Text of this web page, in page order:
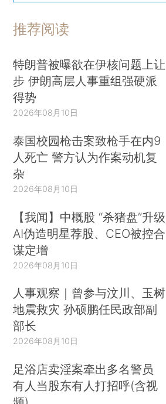
推荐阅读
特朗普被曝欲在伊核问题上让
步 伊朗高层人事重组强硬派
得势
2026年08月10日
泰国校园枪击案致枪手在内9
人死亡 警方认为作案动机复
杂
2026年08月10日
【我闻】中概股 “杀猪盘”升级
AI伪造明星荐股、CEO被控合
谋定增
2026年08月10日
人事观察｜曾参与汶川、玉树
地震救灾 孙硕鹏任民政部副
部长
2026年08月10日
足浴店卖淫案牵出多名警员
有人当股东有人打招呼(含视